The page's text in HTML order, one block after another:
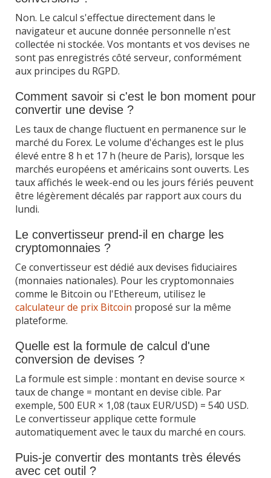
Non. Le calcul s'effectue directement dans le
navigateur et aucune donnée personnelle n'est
collectée ni stockée. Vos montants et vos devises ne
sont pas enregistrés côté serveur, conformément
aux principes du RGPD.
Comment savoir si c'est le bon moment pour
convertir une devise ?
Les taux de change fluctuent en permanence sur le
marché du Forex. Le volume d'échanges est le plus
élevé entre 8 h et 17 h (heure de Paris), lorsque les
marchés européens et américains sont ouverts. Les
taux affichés le week-end ou les jours fériés peuvent
être légèrement décalés par rapport aux cours du
lundi.
Le convertisseur prend-il en charge les
cryptomonnaies ?
Ce convertisseur est dédié aux devises fiduciaires
(monnaies nationales). Pour les cryptomonnaies
comme le Bitcoin ou l'Ethereum, utilisez le
calculateur de prix Bitcoin proposé sur la même
plateforme.
Quelle est la formule de calcul d'une
conversion de devises ?
La formule est simple : montant en devise source ×
taux de change = montant en devise cible. Par
exemple, 500 EUR × 1,08 (taux EUR/USD) = 540 USD.
Le convertisseur applique cette formule
automatiquement avec le taux du marché en cours.
Puis-je convertir des montants très élevés
avec cet outil ?